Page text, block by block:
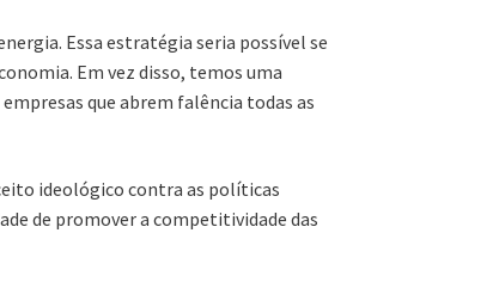
Essa estratégia seria possível se
Em vez disso, temos uma
que abrem falência todas as
ideológico contra as políticas
de promover a competitividade das